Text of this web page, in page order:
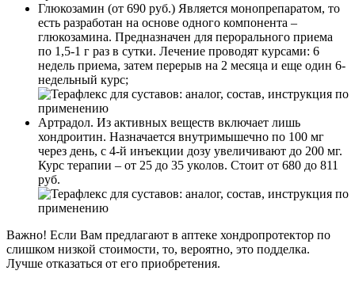
Глюкозамин (от 690 руб.) Является монопрепаратом, то
есть разработан на основе одного компонента –
глюкозамина. Предназначен для перорального приема
по 1,5-1 г раз в сутки. Лечение проводят курсами: 6
недель приема, затем перерыв на 2 месяца и еще один 6-
недельный курс;
Артрадол. Из активных веществ включает лишь
хондроитин. Назначается внутримышечно по 100 мг
через день, с 4-й инъекции дозу увеличивают до 200 мг.
Курс терапии – от 25 до 35 уколов. Стоит от 680 до 811
руб.
Важно! Если Вам предлагают в аптеке хондропротектор по
слишком низкой стоимости, то, вероятно, это подделка.
Лучше отказаться от его приобретения.